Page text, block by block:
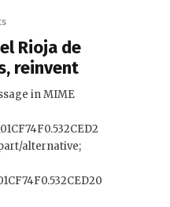
Rioja de
reinvent
in MIME
alternative;